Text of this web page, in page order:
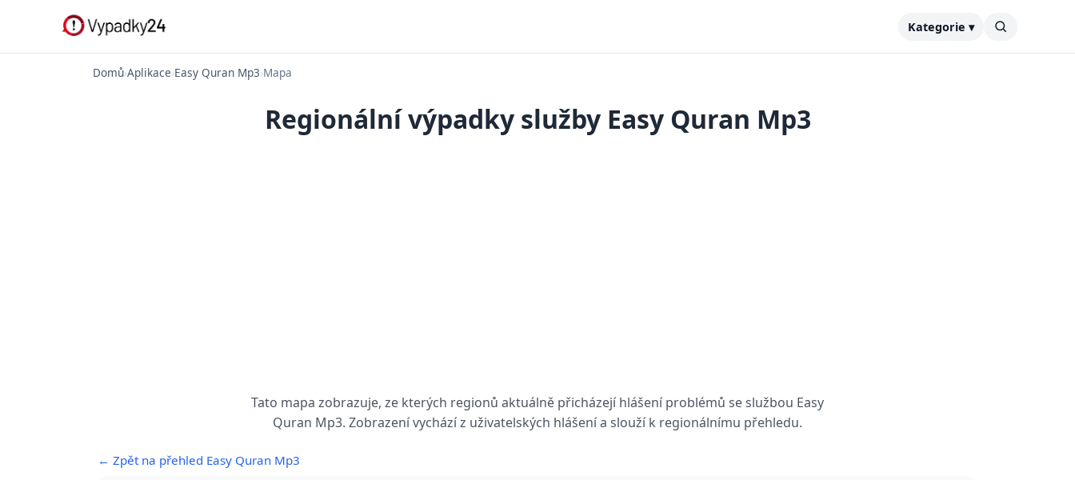
Kategorie ▾
Domů›Aplikace›Easy Quran Mp3›Mapa
Regionální výpadky služby Easy Quran Mp3
Tato mapa zobrazuje, ze kterých regionů aktuálně přicházejí hlášení problémů se službou Easy
Quran Mp3. Zobrazení vychází z uživatelských hlášení a slouží k regionálnímu přehledu.
← Zpět na přehled Easy Quran Mp3